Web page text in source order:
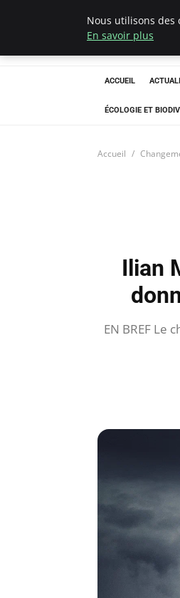
ACCUEIL
ÉCOLOGIE ET
Accueil
Ilian
EN BREF Le
Nous utilisons des
En savoir plus